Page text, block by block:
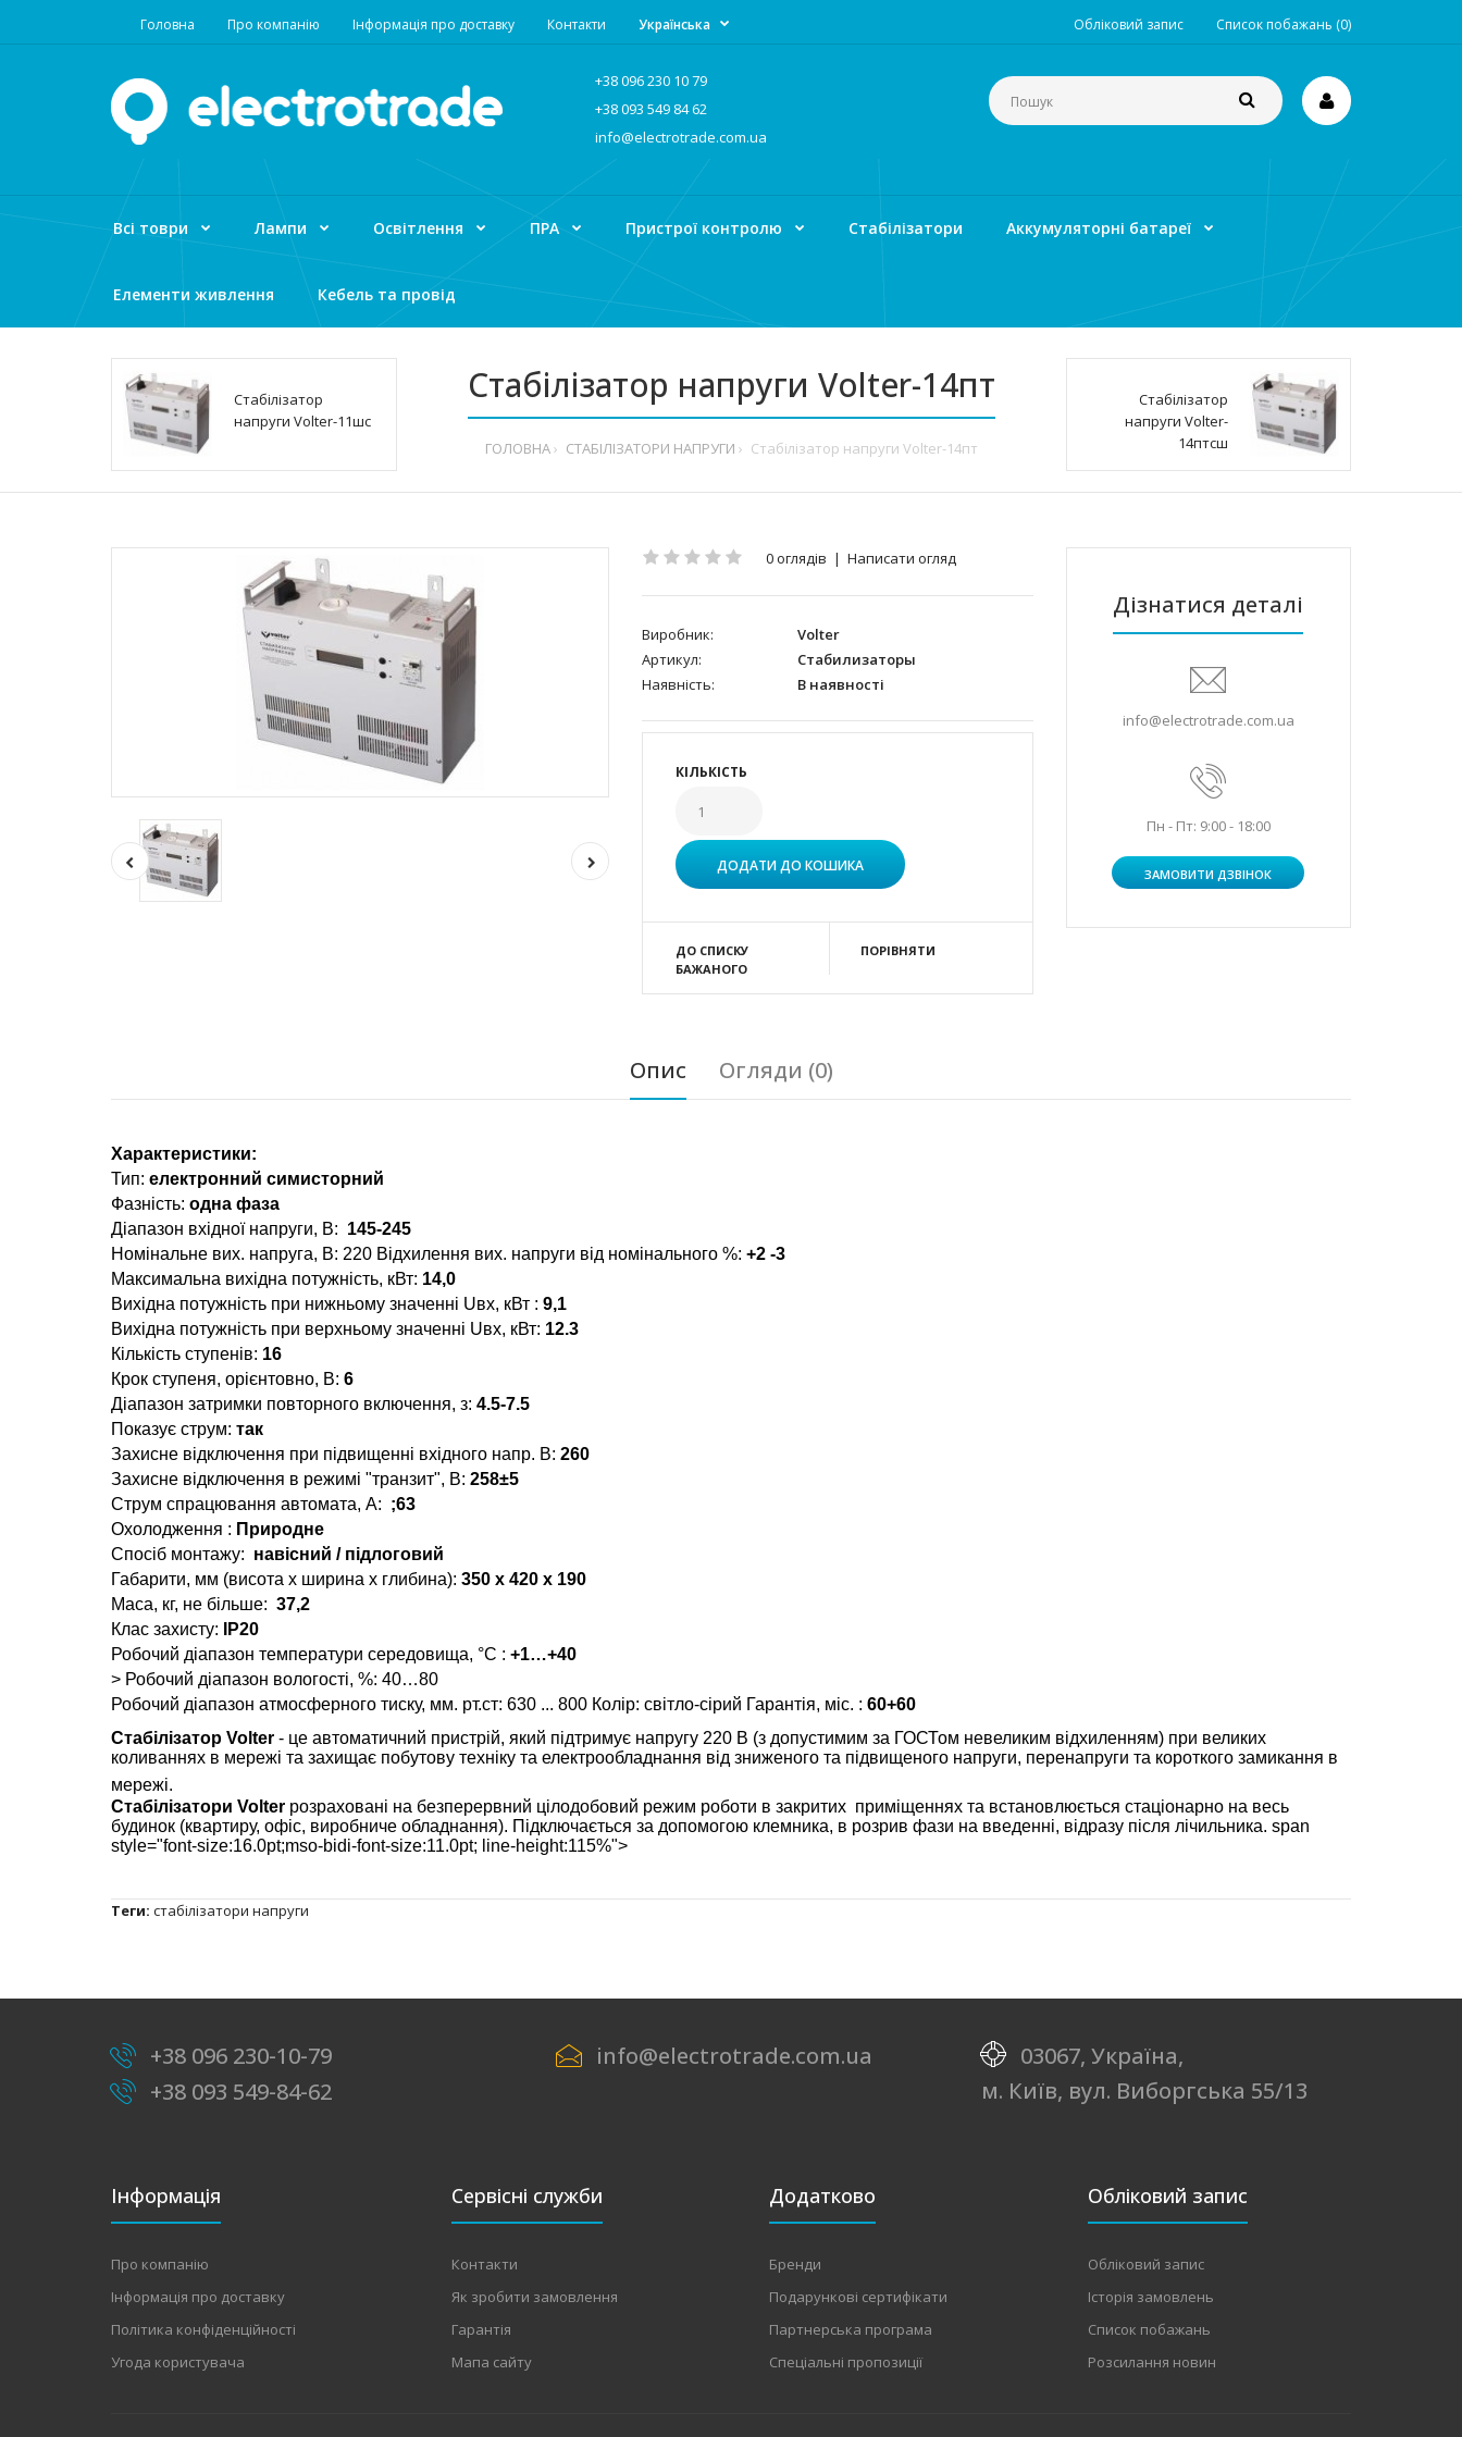
Головна Про компанію Інформація про доставку Контакти Обліковий запис Список побажань (0)
Українська
+38 096 230 10 79
+38 093 549 84 62
info@electrotrade.com.ua
Всі товри Лампи Освітлення ПРА Пристрої контролю Стабілізатори Аккумуляторні батареї
Елементи живлення Кебель та провід
Стабілізатор
напруги Volter-11шс
Стабілізатор напруги Volter-14пт
ГОЛОВНА СТАБІЛІЗАТОРИ НАПРУГИ Стабілізатор напруги Volter-14пт
Стабілізатор
напруги Volter-
14птсш
0 оглядів | Написати огляд
Виробник:
Volter
Артикул:
Стабилизаторы
Наявність:
В наявності
КІЛЬКІСТЬ
ДО СПИСКУ
БАЖАНОГО
ПОРІВНЯТИ
Дізнатися деталі
info@electrotrade.com.ua
Пн - Пт: 9:00 - 18:00
ЗАМОВИТИ ДЗВІНОК
Опис Огляди (0)
Характеристики:
Тип: електронний симисторний
Фазність: одна фаза
Діапазон вхідної напруги, В: 145-245
Номінальне вих. напруга, В: 220 Відхилення вих. напруги від номінального %: +2 -3
Максимальна вихідна потужність, кВт: 14,0
Вихідна потужність при нижньому значенні Uвх, кВт : 9,1
Вихідна потужність при верхньому значенні Uвх, кВт: 12.3
Кількість ступенів: 16
Крок ступеня, орієнтовно, В: 6
Діапазон затримки повторного включення, з: 4.5-7.5
Показує струм: так
Захисне відключення при підвищенні вхідного напр. В: 260
Захисне відключення в режимі "транзит", В: 258±5
Струм спрацювання автомата, А: ;63
Охолодження : Природне
Спосіб монтажу: навісний / підлоговий
Габарити, мм (висота x ширина x глибина): 350 х 420 х 190
Маса, кг, не більше: 37,2
Клас захисту: IP20
Робочий діапазон температури середовища, °С : +1…+40
> Робочий діапазон вологості, %: 40…80
Робочий діапазон атмосферного тиску, мм. рт.ст: 630 ... 800 Колір: світло-сірий Гарантія, міс. : 60+60
Стабілізатор Volter - це автоматичний пристрій, який підтримує напругу 220 В (з допустимим за ГОСТом невеликим відхиленням) при великих
коливаннях в мережі та захищає побутову техніку та електрообладнання від зниженого та підвищеного напруги, перенапруги та короткого замикання в
мережі.
Стабілізатори Volter розраховані на безперервний цілодобовий режим роботи в закритих приміщеннях та встановлюється стаціонарно на весь
будинок (квартиру, офіс, виробниче обладнання). Підключається за допомогою клемника, в розрив фази на введенні, відразу після лічильника. span
style="font-size:16.0pt;mso-bidi-font-size:11.0pt; line-height:115%">
Теги: стабілізатори напруги
+38 096 230-10-79
+38 093 549-84-62
info@electrotrade.com.ua
03067, Україна,
м. Київ, вул. Виборгська 55/13
Інформація
Про компанію
Інформація про доставку
Політика конфіденційності
Угода користувача
Сервісні служби
Контакти
Як зробити замовлення
Гарантія
Мапа сайту
Додатково
Бренди
Подарункові сертифікати
Партнерська програма
Спеціальні пропозиції
Обліковий запис
Обліковий запис
Історія замовлень
Список побажань
Розсилання новин